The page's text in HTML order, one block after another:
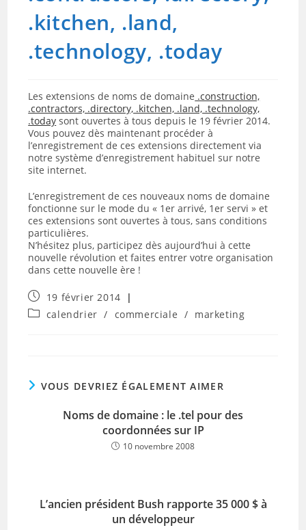
.kitchen, .land,
.technology, .today
Les extensions de noms de domaine .construction,
.contractors, .directory, .kitchen, .land, .technology,
.today sont ouvertes à tous depuis le 19 février 2014.
Vous pouvez dès maintenant procéder à
l’enregistrement de ces extensions directement via
notre système d’enregistrement habituel sur notre
site internet.
L’enregistrement de ces nouveaux noms de domaine
fonctionne sur le mode du « 1er arrivé, 1er servi » et
ces extensions sont ouvertes à tous, sans conditions
particulières.
N’hésitez plus, participez dès aujourd’hui à cette
nouvelle révolution et faites entrer votre organisation
dans cette nouvelle ère !
Publication
publiée :
19 février 2014
Postcalendrier / commerciale / marketing
VOUS DEVRIEZ ÉGALEMENT AIMER
Noms de domaine : le .tel pour des
coordonnées sur IP
10 novembre 2008
L’ancien président Bush rapporte 35 000 $ à
un développeur